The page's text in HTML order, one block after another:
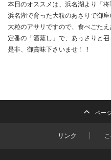
本日のオススメは、浜名湖より「
浜名湖で育った大粒のあさりで御座
大粒のアサリですので、食べごたえ
定番の「酒蒸し」で、あっさりと召
是非、御賞味下さいませ！！
ペー
リンク